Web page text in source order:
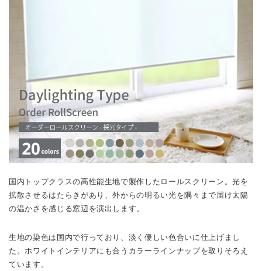
国内トップクラスの高性能生地で製作したロールスクリーン。光を
拡散させるはたらきがあり、外からの明るい光を隅々まで届け太陽
の温かさを感じる窓辺を演出します。
生地の染色は国内で行っており、淡く優しい色合いに仕上げまし
ています。
FUNロール [NOKKI] 1級遮光タイプ